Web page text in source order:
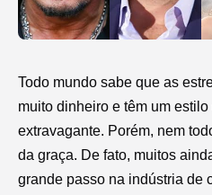
Todo mundo sabe que as
muito dinheiro e têm um
extravagante. Porém, nem
da graça. De fato, muitos
grande passo na indústria de